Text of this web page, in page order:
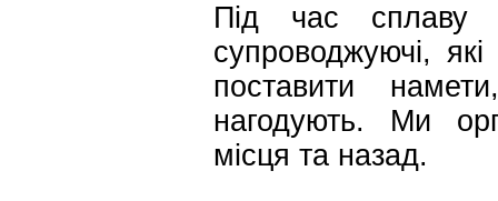
Під час сплаву
супроводжуючі,
поставити
нагодують. Ми
місця та назад.